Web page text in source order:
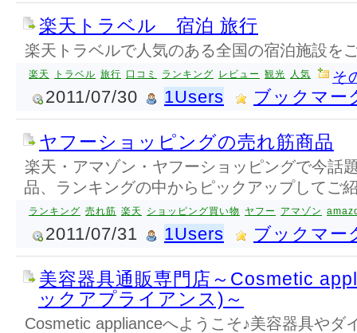
楽天トラベル 宿泊 旅行
楽天トラベルで人気のある全国の宿泊施設を
楽天 トラベル 旅行 口コミ ランキング レビュー 観光 人気 そ
2011/07/30 1Users ブックマー
ヤフーショッピングの売れ筋商品
楽天・アマゾン・ヤフーショッピングで今話
品、ランキングの中からピックアップしてご
ランキング 売れ筋 楽天 ショッピング買い物 ヤフー アマゾン
2011/07/31 1Users ブックマー
美容器具通販専門店～Cosmetic
ックアプライアンス)～
Cosmetic applianceへようこそ♪美容器具やダ